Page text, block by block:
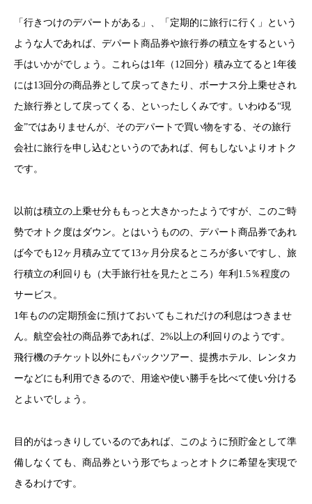
「行きつけのデパートがある」、「定期的に旅行に行く」という
ような人であれば、デパート商品券や旅行券の積立をするという
手はいかがでしょう。これらは1年（12回分）積み立てると1年後
には13回分の商品券として戻ってきたり、ボーナス分上乗せされ
た旅行券として戻ってくる、といったしくみです。いわゆる“現
金”ではありませんが、そのデパートで買い物をする、その旅行
会社に旅行を申し込むというのであれば、何もしないよりオトク
です。
以前は積立の上乗せ分ももっと大きかったようですが、このご時
勢でオトク度はダウン。とはいうものの、デパート商品券であれ
ば今でも12ヶ月積み立てて13ヶ月分戻るところが多いですし、旅
行積立の利回りも（大手旅行社を見たところ）年利1.5％程度の
サービス。
1年ものの定期預金に預けておいてもこれだけの利息はつきませ
ん。航空会社の商品券であれば、2%以上の利回りのようです。
飛行機のチケット以外にもパックツアー、提携ホテル、レンタカ
ーなどにも利用できるので、用途や使い勝手を比べて使い分ける
とよいでしょう。
目的がはっきりしているのであれば、このように預貯金として準
備しなくても、商品券という形でちょっとオトクに希望を実現で
きるわけです。